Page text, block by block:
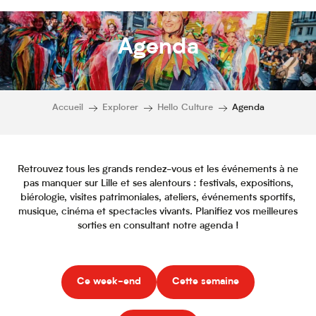
Agenda
Accueil Explorer Hello Culture Agenda
Retrouvez tous les grands rendez-vous et les événements à ne
pas manquer sur Lille et ses alentours : festivals, expositions,
biérologie, visites patrimoniales, ateliers, événements sportifs,
musique, cinéma et spectacles vivants. Planifiez vos meilleures
sorties en consultant notre agenda !
Ce week-end Cette semaine